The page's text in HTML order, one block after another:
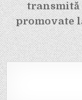
promovate